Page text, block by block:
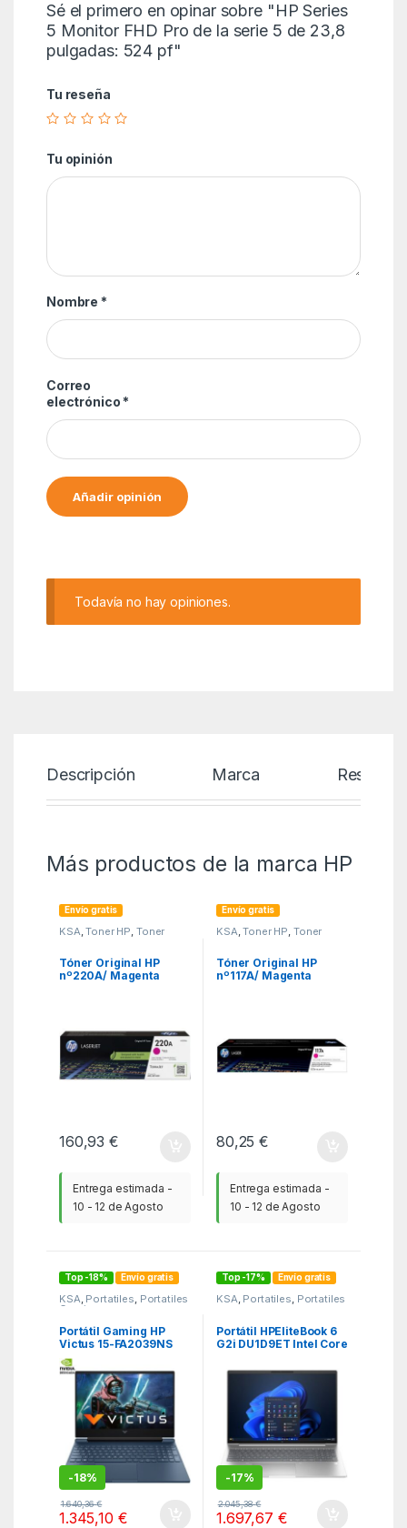
Sé el primero en opinar sobre "HP Series
5 Monitor FHD Pro de la serie 5 de 23,8
pulgadas: 524 pf"
Tu reseña
Tu opinión
Nombre *
Correo
electrónico *
Todavía no hay opiniones.
Descripción Marca Reseñas
Más productos de la marca HP
Envío gratis
KSA ,Toner HP Toner
Original
Tóner Original HP
nº220A/ Magenta
160,93€
Entrega estimada -
10 - 12 de Agosto
Envío gratis
KSA ,Toner HP Toner
Original
Tóner Original HP
nº117A/ Magenta
80,25€
Entrega estimada -
10 - 12 de Agosto
Top -18% Envío gratis
KSA, Portatiles, Portatiles
Gaming
Portátil Gaming HP
Victus 15-FA2039NS
Intel Core 7-240H/
16GB/ 1TB SSD/
GeForce RTX 5060/
15.6″/ Sin Sistema
Operativo
-18%
1.640,36€
1.345,10 €
Top -17% Envío gratis
KSA, Portatiles, Portatiles
Portátil HPEliteBook 6
G2i DU1D9ET Intel Core
SSD/ 16″/ Win11 Pro
-17%
2.045,38€
1.697,67 €